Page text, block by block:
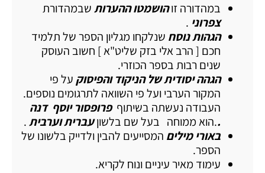
במהדורה זוהושמטו ההערותשבמהדורת
צפרוני .
הגהות נוסח שנלקחו מגליון הספר של תלמיד
חכם [ הרב אלי בזק שליט"א ] חשוב העוסק
שנים רבות בספר הכוזרי.
הגהה יסודית של הניקוד והפיסוקעל פי
המקור הערבי ועל פי השוואה לתרגומים נוספים.
העבודה נעשתה בשיתוףפרופסור יוסף דנה
..הוא ממוחה בעל שם בלשוןעברית וערבית.
באורי מילים המסייעים להבין ולדייק בלשונו של
הספר.
עימוד מאיר עיניים ונוח לקריא.